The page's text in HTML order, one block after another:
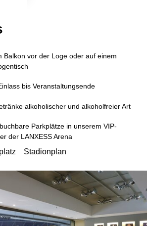
Balkon vor der Loge oder auf einem
bis Veranstaltungsende
alkoholischer und alkoholfreier Art
Parkplätze in unserem VIP-
der LANXESS Arena
Stadionplan